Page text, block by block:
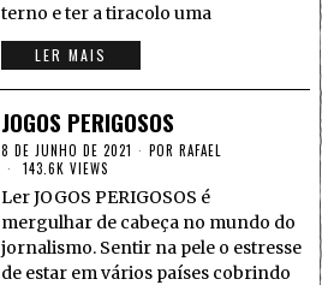
terno e ter a tiracolo uma
LER MAIS
JOGOS PERIGOSOS
8 DE JUNHO DE 2021 PORRAFAEL
143.6K VIEWS
Ler JOGOS PERIGOSOS é
mergulhar de cabeça no mundo do
jornalismo. Sentir na pele o estresse
de estar em vários países cobrindo